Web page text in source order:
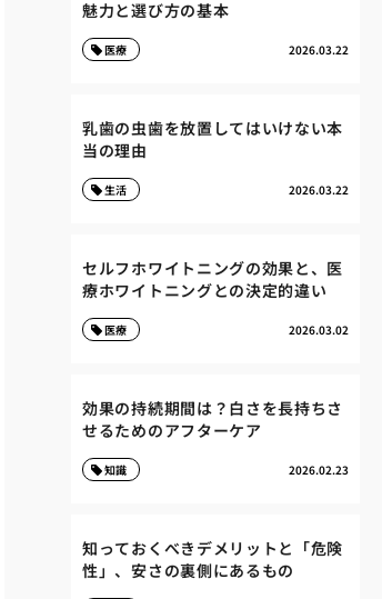
魅力と選び方の基本
2026.03.22
医療
乳歯の虫歯を放置してはいけない本
当の理由
2026.03.22
生活
セルフホワイトニングの効果と、医
療ホワイトニングとの決定的違い
2026.03.02
医療
効果の持続期間は？白さを長持ちさ
せるためのアフターケア
2026.02.23
知識
知っておくべきデメリットと「危険
性」、安さの裏側にあるもの